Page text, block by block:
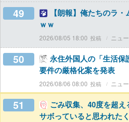
49
【朗報】俺たちのラ
ｗｗ
2026/08/05 18:00 ニュ
50
永住外国人の「生活
要件の厳格化案を発表
2026/08/06 08:00 ニュ
51
ごみ収集、40度を超
サボっていると思われた